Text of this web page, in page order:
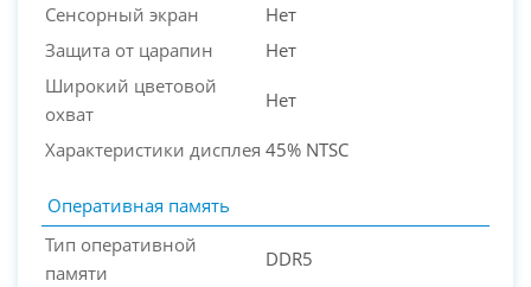
Сенсорный экран
Нет
Защита от царапин
Нет
Широкий цветовой
охват
Нет
Характеристики дисплея 45% NTSC
Оперативная память
Тип оперативной
памяти
DDR5